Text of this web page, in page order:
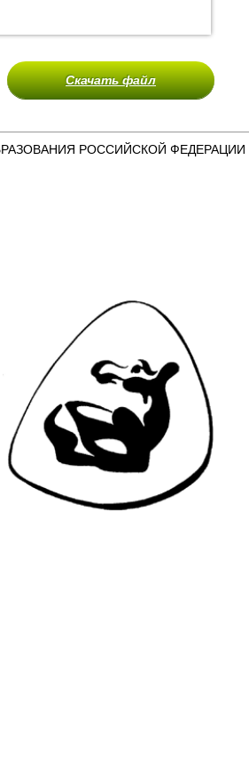
Скачать файл
РОССИЙСКОЙ ФЕДЕРАЦИИ